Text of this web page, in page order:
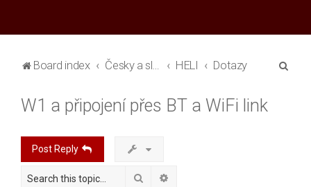
Board index Česky a slovensky HELI Dotazy
W1 a připojení přes BT a WiFi link
Post Reply
Search